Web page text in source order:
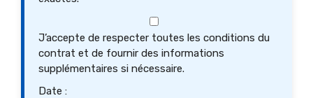
J’accepte de respecter toutes les conditions du
contrat et de fournir des informations
supplémentaires si nécessaire.
Date :